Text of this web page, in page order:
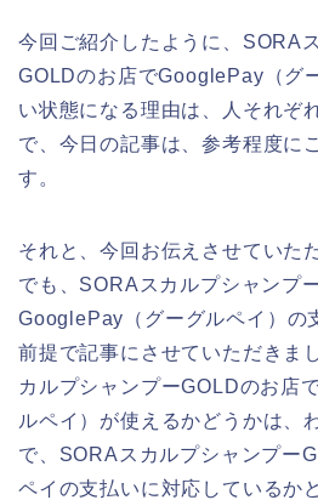
今回ご紹介したように、SORA
GOLDのお店でGooglePay（グ
い状態になる理由は、人それぞ
で、今日の記事は、参考程度に
す。
それと、今回お伝えさせていた
でも、SORAスカルプシャンプ
GooglePay（グーグルペイ）の
前提で記事にさせていただきま
カルプシャンプーGOLDのお店
ルペイ）が使えるかどうかは、
で、SORAスカルプシャンプー
ペイの支払いに対応しているか